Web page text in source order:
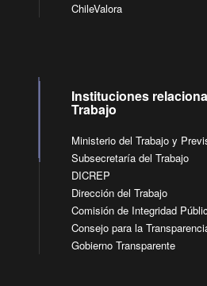
ChileValora
Instituciones
Trabajo
Ministerio del Trabajo y
Subsecretaría del Trabajo
DICREP
Dirección del Trabajo
Comisión de Integridad
Consejo para la
Gobierno Transparente